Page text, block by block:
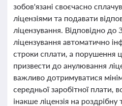
зобов'язані своєчасно
ліцензіями та подавати
ліцензування. Відповідно
ліцензування автоматично
строки сплати, а порушення
призвести до анулювання
важливо дотримуватися
середньої заробітної плати,
інакше ліцензія на